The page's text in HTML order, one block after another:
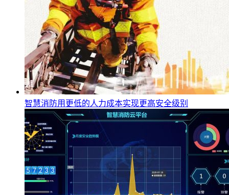
智慧消防用更低的人力成本实现更高安全级别